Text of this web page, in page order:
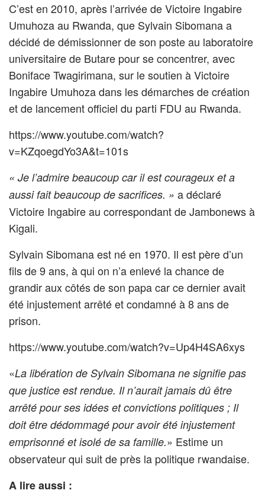
C’est en 2010, après l’arrivée de Victoire Ingabire
Umuhoza au Rwanda, que Sylvain Sibomana a
décidé de démissionner de son poste au laboratoire
universitaire de Butare pour se concentrer, avec
Boniface Twagirimana, sur le soutien à Victoire
Ingabire Umuhoza dans les démarches de création
et de lancement officiel du parti FDU au Rwanda.
https://www.youtube.com/watch?
v=KZqoegdYo3A&t=101s
« Je l’admire beaucoup car il est courageux et a
aussi fait beaucoup de sacrifices. » a déclaré
Victoire Ingabire au correspondant de Jambonews à
Kigali.
Sylvain Sibomana est né en 1970. Il est père d’un
fils de 9 ans, à qui on n’a enlevé la chance de
grandir aux côtés de son papa car ce dernier avait
été injustement arrêté et condamné à 8 ans de
prison.
https://www.youtube.com/watch?v=Up4H4SA6xys
«La libération de Sylvain Sibomana ne signifie pas
que justice est rendue. Il n’aurait jamais dû être
arrêté pour ses idées et convictions politiques ; Il
doit être dédommagé pour avoir été injustement
emprisonné et isolé de sa famille.» Estime un
observateur qui suit de près la politique rwandaise.
A lire aussi :